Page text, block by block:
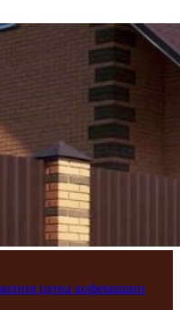
цены кофемашин